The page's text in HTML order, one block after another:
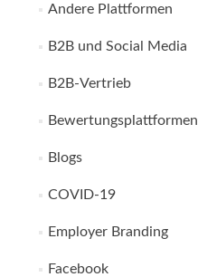
Andere Plattformen
B2B und Social Media
B2B-Vertrieb
Bewertungsplattformen
Blogs
COVID-19
Employer Branding
Facebook